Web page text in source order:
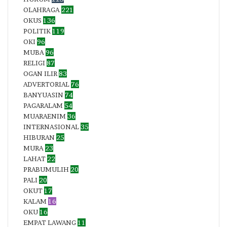
OLAHRAGA 221
OKUS 136
POLITIK119
OKI96
MUBA 96
RELIGI87
OGAN ILIR83
ADVERTORIAL 76
BANYUASIN 74
PAGARALAM54
MUARAENIM36
INTERNASIONAL35
HIBURAN 25
MURA 23
LAHAT 22
PRABUMULIH 20
PALI 20
OKUT17
KALAM16
OKU16
EMPAT LAWANG11